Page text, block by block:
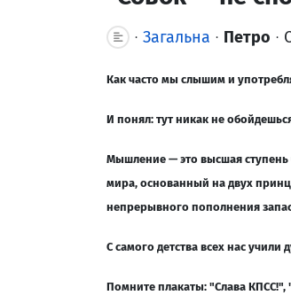
Загальна Петро
Как часто мы слышим и
И понял: тут никак не
Мышление — это высшая ступень
мира, основанный на двух
непрерывного пополнения
С самого детства всех нас
Помните плакаты: "Слава